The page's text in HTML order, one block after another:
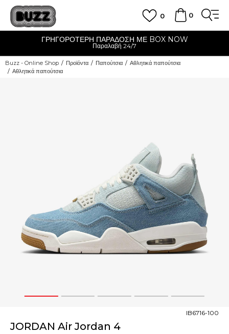
0
0
ΓΡΗΓΟΡΟΤΕΡΗ ΠΑΡΑΔΟΣΗ ΜΕ BOX NOW
Παραλαβή 24/7
Buzz - Online Shop Προϊόντα Παπούτσια
Αθλητικά παπούτσια
Αθλητικά παπούτσια
1 2 3 4 5
JORDAN Air Jordan 4
IB6716-100